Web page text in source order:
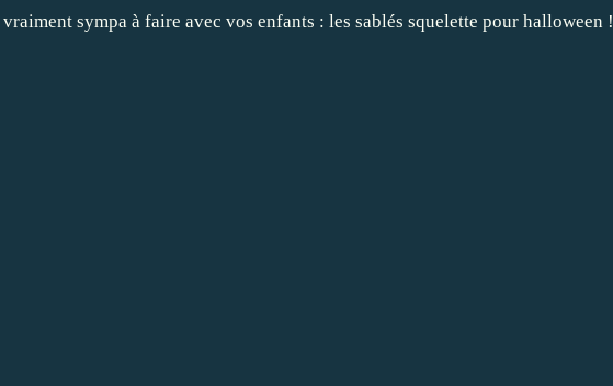
sympa à faire avec vos enfants : les sablés squelette pour halloween !